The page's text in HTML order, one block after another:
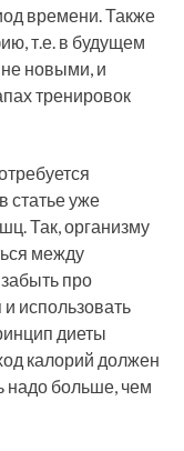
времени. Также
т.е. в будущем
новыми, и
тренировок
статье уже
Так, организму
между
про
использовать
диеты
калорий должен
надо больше, чем